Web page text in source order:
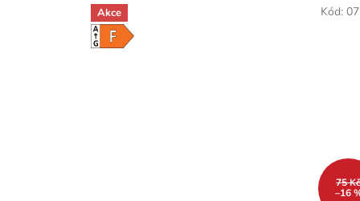
Akce
75
–16
Kód: